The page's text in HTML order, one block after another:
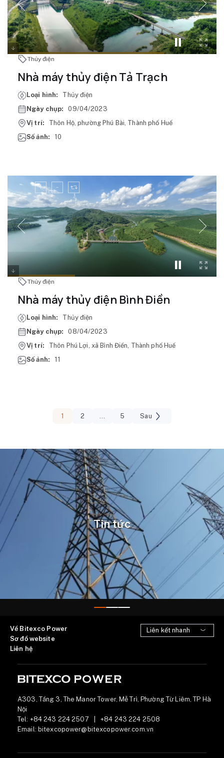
Thủy điện
Nhà máy thủy điện Tả Trạch
Loại hình:
Thủy điện
Ngày chụp:
09/04/2023
Vị trí:
Thôn Hộ, phường Phú Bài, Thành phố Huế
Số ảnh:
10
Thủy điện
Nhà máy thủy điện Bình Điền
Loại hình:
Thủy điện
Ngày chụp:
08/04/2023
Vị trí:
Thôn Phú Lợi, xã Bình Điền, Thành phố Huế
Số ảnh:
11
1 2 5 Sau
Tin tức
Về Bitexco Power
Sơ đồ website
Liên hệ
A303, Tầng 3, The Manor Tower, Mễ Trì, Phường Từ Liêm, TP Hà
Nội
Tel: +84 243 224 2507
+84 243 224 2508
Email: bitexcopower@bitexcopower.com.vn